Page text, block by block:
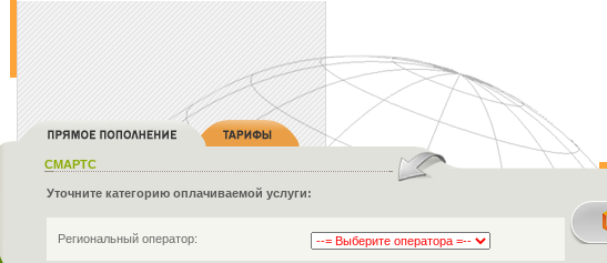
СМАРТС
Уточните категорию оплачиваемой услуги:
Региональный оператор: